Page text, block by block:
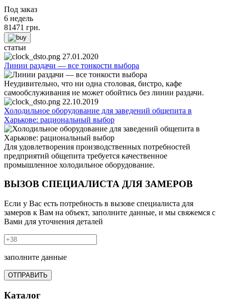
Под заказ
6 недель
81471 грн.
статьи
27.01.2020
Линии раздачи — все тонкости выбора
Неудивительно, что ни одна столовая, бистро, кафе
самообслуживания не может обойтись без линии раздачи.
22.10.2019
Холодильное оборудование для заведений общепита в
Харькове: рациональный выбор
Для удовлетворения производственных потребностей
предприятий общепита требуется качественное
промышленное холодильное оборудование.
ВЫЗОВ СПЕЦИАЛИСТА ДЛЯ ЗАМЕРОВ
Если у Вас есть потребность в вызове специалиста для
замеров к Вам на объект, заполните данные, и мы свяжемся с
Вами для уточнения деталей
заполните данные
ОТПРАВИТЬ
Каталог